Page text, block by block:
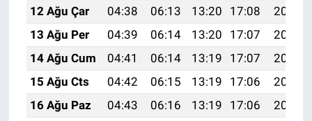
12 Ağu Çar
04:38 06:13 13:20 17:08
20:17
13 Ağu Per
04:39 06:14 13:20 17:07
20:16
14 Ağu Cum
04:41 06:14 13:19 17:07
20:14
15 Ağu Cts
04:42 06:15 13:19 17:06
20:13
16 Ağu Paz
04:43 06:16 13:19 17:06
20:12